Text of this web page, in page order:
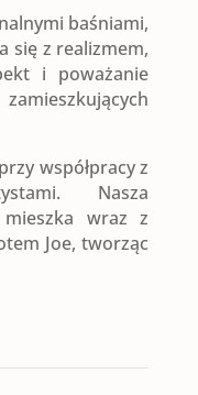
baśniami,
się z realizmem,
i poważanie
współpracy z
Nasza
mieszka wraz z
Joe, tworząc